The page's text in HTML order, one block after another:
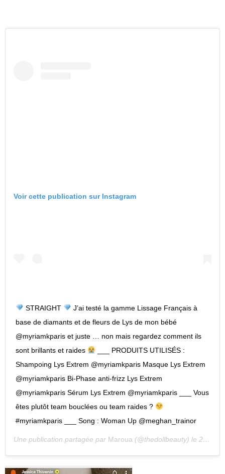
Voir cette publication sur Instagram
STRAIGHT
J’ai testé la gamme Lissage Français à
base de diamants et de fleurs de Lys de mon bébé
@myriamkparis et juste … non mais regardez comment ils
sont brillants et raides
___ PRODUITS UTILISÉS :
Shampoing Lys Extrem @myriamkparis Masque Lys Extrem
@myriamkparis Bi-Phase anti-frizz Lys Extrem
@myriamkparis Sérum Lys Extrem @myriamkparis ___ Vous
êtes plutôt team bouclées ou team raides ?
#myriamkparis ___ Song : Woman Up @meghan_trainor
Une publication partagée par Maroua (@thedollbeauty) le 21 Févr. 2018 à 9 :06 PST